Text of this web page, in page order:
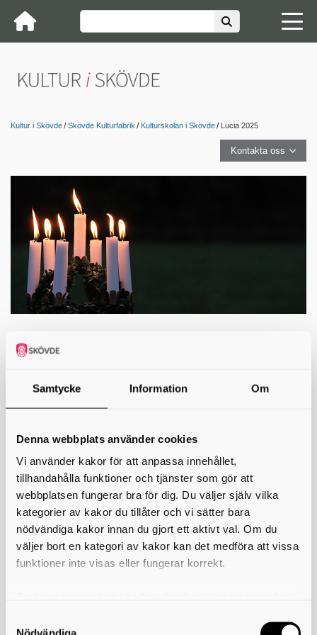
Samtycke Information Om
Denna webbplats använder cookies
Vi använder kakor för att anpassa innehållet,
tillhandahålla funktioner och tjänster som gör att
webbplatsen fungerar bra för dig. Du väljer själv vilka
kategorier av kakor du tillåter och vi sätter bara
nödvändiga kakor innan du gjort ett aktivt val. Om du
väljer bort en kategori av kakor kan det medföra att vissa
funktioner inte visas eller fungerar korrekt.
användning av kakor som du hittar längst ner på sidan
Nödvändiga
Kultur i Skövde Skövde Kulturfabrik Kulturskolan i Skövde Lucia 2025
Kontakta oss
Luciahögtid i St:a Helena Kyrka
från EsMusik och Kulturskolans elever.
Behållningen från biljettförsäljningen går till Rädda Barnen och
Datum och tid:4 december 2025 kl 19.00
Plats:S:ta Helena Kyrka
Biljettsläpp:13 november 2025 kl 12.00
Biljetter säljs på ticketmaster.se
och på Welcome House Skövde
tel: 0500-446688.
Observera att inga biljetter säljs i Kyrkans Hus.
Läs mer omLuciahögtid Skövde